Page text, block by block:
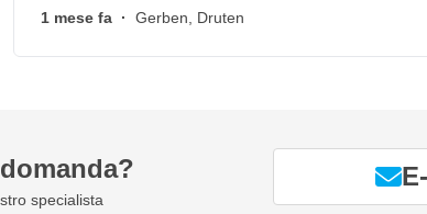
1 mese fa · Gerben, Druten
specialista